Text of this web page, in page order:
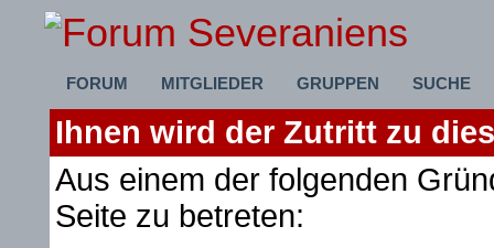
FORUM MITGLIEDER GRUPPEN SUCHE
Ihnen wird der Zutritt zu
Aus einem der folgenden
Seite zu betreten: